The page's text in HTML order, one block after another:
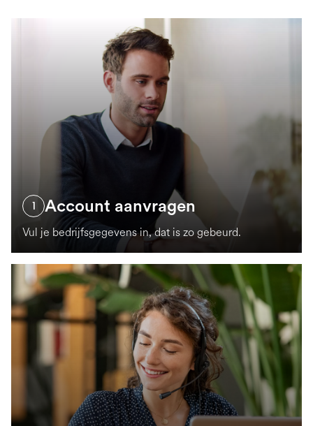
1 Account aanvragen
Vul je bedrijfsgegevens in, dat is zo gebeurd.